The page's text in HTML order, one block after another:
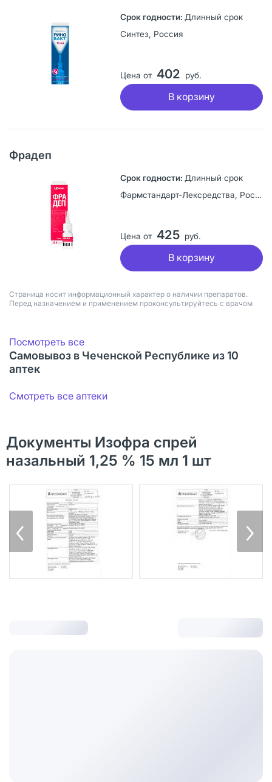
Длинный срок
Синтез, Россия
Цена от 402 руб.
В корзину
Фрадеп
Длинный срок
Фармстандарт-Лексредства, Россия
Цена от 425 руб.
В корзину
Страница носит информационный характер о наличии препаратов.
Перед назначением и применением проконсультируйтесь с врачом
Посмотреть все
Самовывоз в Чеченской Республике из 10
аптек
Смотреть все аптеки
Документы Изофра спрей
назальный 1,25 % 15 мл 1 шт